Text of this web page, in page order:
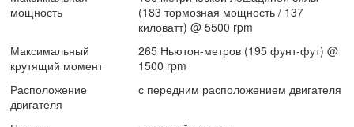
мощность
(183 тормозная мощность / 137
киловатт) @ 5500 rpm
Максимальный
крутящий момент
265 Ньютон-метров (195 фунт-фут) @
1500 rpm
Расположение
двигателя
с передним расположением двигателя